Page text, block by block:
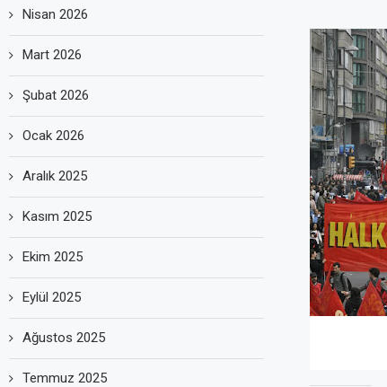
Nisan 2026
Mart 2026
Şubat 2026
Ocak 2026
Aralık 2025
Kasım 2025
Ekim 2025
Eylül 2025
Ağustos 2025
Temmuz 2025